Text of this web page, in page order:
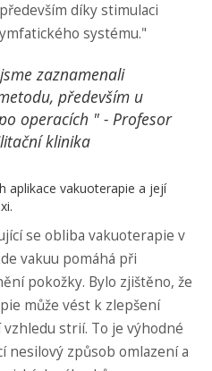
díky stimulaci
systému."
zaznamenali
především u
operacích " - Profesor
klinika
aplikace vakuoterapie a její
se obliba vakuoterapie v
vakuu pomáhá při
pokožky. Bylo zjištěno, že
může vést k zlepšení
strií. To je výhodné
nesilový způsob omlazení a